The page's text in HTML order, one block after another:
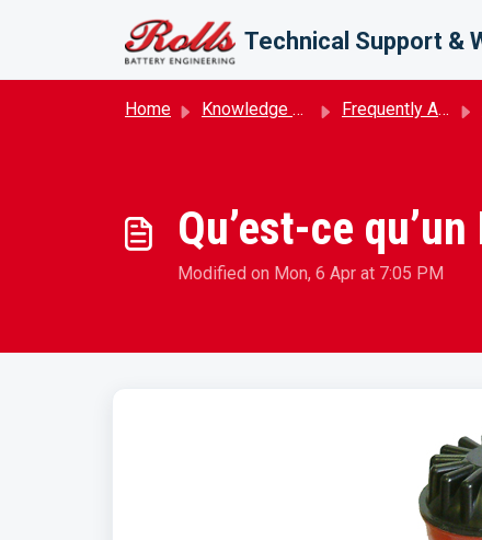
Technical Support &
Home Knowledge base Frequently Asked Questions (FAQ)
Qu’est-ce
Modified on Mon, 6 Apr at 7:05 PM